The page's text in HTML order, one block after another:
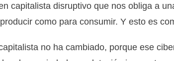
capitalista disruptivo que nos obliga a
como para consumir. Y esto es
no ha cambiado, porque ese